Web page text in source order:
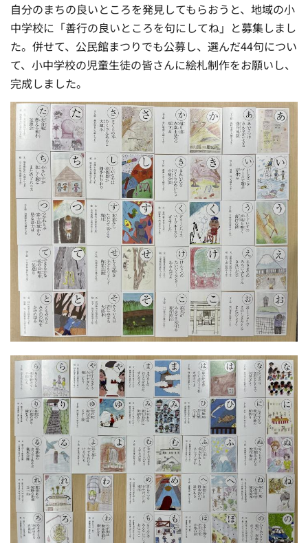
自分のまちの良いところを発見してもらおうと、地域の小
中学校に「善行の良いところを句にしてね」と募集しまし
た。併せて、公民館まつりでも公募し、選んだ44句につい
て、小中学校の児童生徒の皆さんに絵札制作をお願いし、
完成しました。